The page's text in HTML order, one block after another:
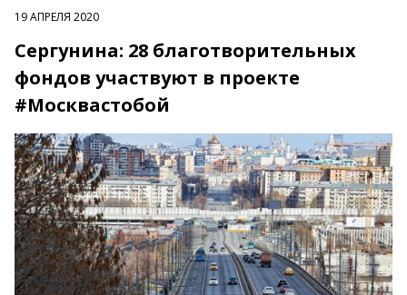
19 АПРЕЛЯ 2020
Сергунина: 28 благотворительных
фондов участвуют в проекте
#Москвастобой